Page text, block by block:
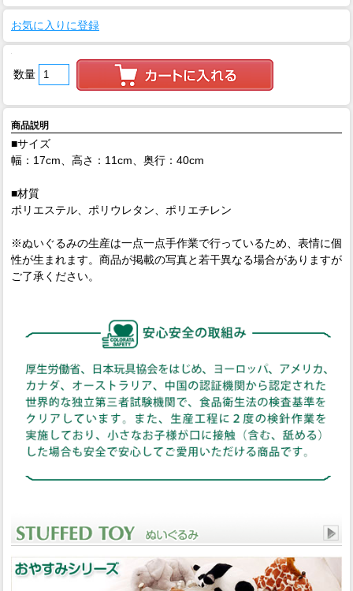
お気に入りに登録
数量
商品説明
■サイズ
幅：17cm、高さ：11cm、奥行：40cm
■材質
ポリエステル、ポリウレタン、ポリエチレン
※ぬいぐるみの生産は一点一点手作業で行っているため、表情に個
性が生まれます。商品が掲載の写真と若干異なる場合がありますが
ご了承ください。